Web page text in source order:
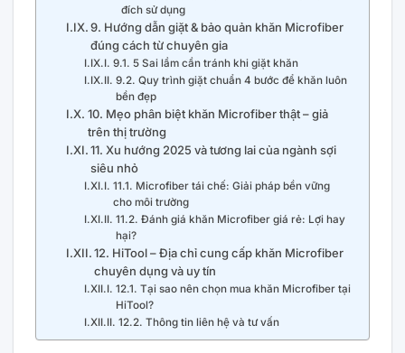
đích sử dụng
9. Hướng dẫn giặt & bảo quản khăn Microfiber
đúng cách từ chuyên gia
9.1. 5 Sai lầm cần tránh khi giặt khăn
9.2. Quy trình giặt chuẩn 4 bước để khăn luôn
bền đẹp
10. Mẹo phân biệt khăn Microfiber thật – giả
trên thị trường
11. Xu hướng 2025 và tương lai của ngành sợi
siêu nhỏ
11.1. Microfiber tái chế: Giải pháp bền vững
cho môi trường
11.2. Đánh giá khăn Microfiber giá rẻ: Lợi hay
hại?
12. HiTool – Địa chỉ cung cấp khăn Microfiber
chuyên dụng và uy tín
12.1. Tại sao nên chọn mua khăn Microfiber tại
HiTool?
12.2. Thông tin liên hệ và tư vấn